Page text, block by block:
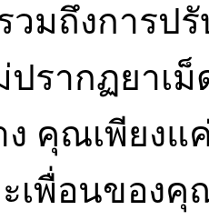
มถึงการปรั
รากฏยาเม็
ง คุณเพียง
เพื่อนของคุ